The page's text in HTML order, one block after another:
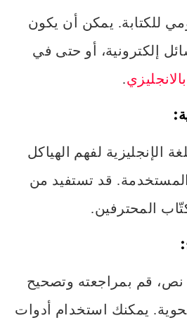
للكتابة. يمكن أن يكون
إلكترونية، أو حتى في
.
الإنجليزية لفهم الهياكل
قد تستفيد من
المحترفين.
نص، قم بمراجعته وتصحيح
يمكنك استخدام أدوات